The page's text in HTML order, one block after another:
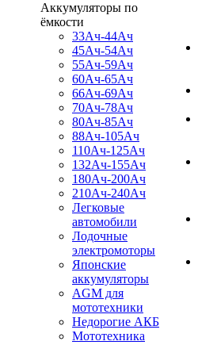
Аккумуляторы по
ёмкости
33Ач-44Ач
45Ач-54Ач
55Ач-59Ач
60Ач-65Ач
66Ач-69Ач
70Ач-78Ач
80Ач-85Ач
88Ач-105Ач
110Ач-125Ач
132Ач-155Ач
180Ач-200Ач
210Ач-240Ач
Легковые
автомобили
Лодочные
электромоторы
Японские
аккумуляторы
AGM для
мототехники
Недорогие АКБ
Мототехника